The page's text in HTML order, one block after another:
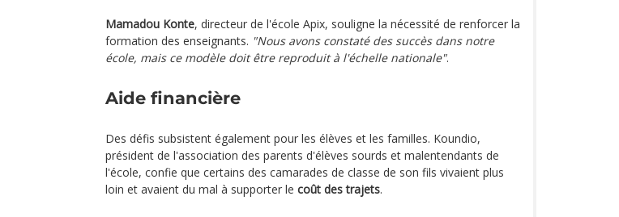
Mamadou Konte, directeur de l'école Apix, souligne la nécessité de renforcer la
formation des enseignants. "Nous avons constaté des succès dans notre
école, mais ce modèle doit être reproduit à l'échelle nationale".
Aide financière
Des défis subsistent également pour les élèves et les familles. Koundio,
président de l'association des parents d'élèves sourds et malentendants de
l'école, confie que certains des camarades de classe de son fils vivaient plus
loin et avaient du mal à supporter le coût des trajets.